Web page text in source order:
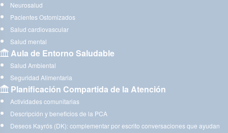
Neurosalud
Pacientes Ostomizados
Salud cardiovascular
Salud mental
Aula de Entorno Saludable
Salud Ambiental
Seguridad Alimentaria
Planificación Compartida de la Atención
Actividades comunitarias
Descripción y beneficios de la PCA
Deseos Kayrós (DK): complementar por escrito conversaciones que ayudan